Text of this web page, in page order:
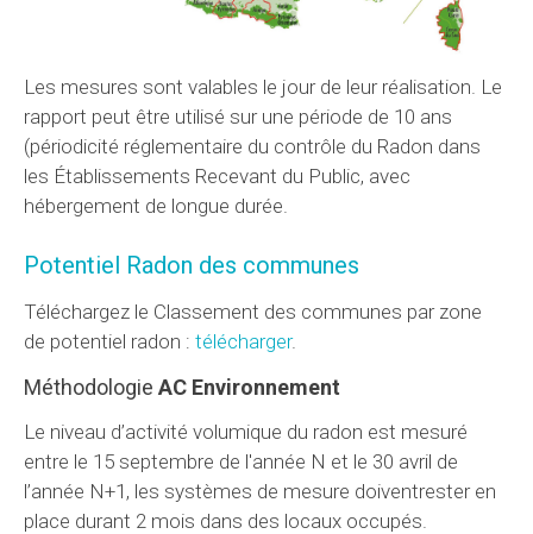
Les mesures sont valables le jour de leur réalisation. Le
rapport peut être utilisé sur une période de 10 ans
(périodicité réglementaire du contrôle du Radon dans
les Établissements Recevant du Public, avec
hébergement de longue durée.
Potentiel Radon des communes
Téléchargez le Classement des communes par zone
de potentiel radon : télécharger.
Méthodologie AC Environnement
Le niveau d’activité volumique du radon est mesuré
entre le 15 septembre de l'année N et le 30 avril de
l’année N+1, les systèmes de mesure doiventrester en
place durant 2 mois dans des locaux occupés.